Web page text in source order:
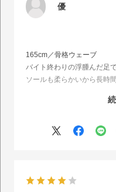
優
165cm／骨格ウェーブ
バイト終わりの浮腫んだ足
ソールも柔らかいから長時
だけだとかかと痛めちゃう